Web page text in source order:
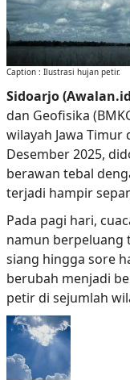
Caption : Ilustrasi hujan petir.
Sidoarjo
dan Geofisika
wilayah Jawa Timur
Desember 2025,
berawan tebal
terjadi hampir
Pada pagi hari,
namun berpeluang
siang hingga sore
berubah menjadi
petir di sejumlah